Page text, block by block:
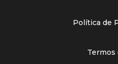
Política de
Termos